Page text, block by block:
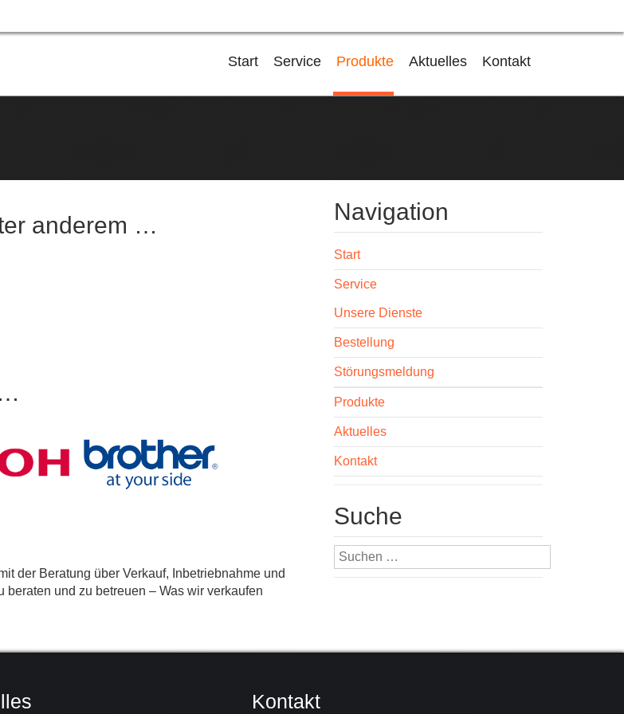
Start Service Produkte Aktuelles Kontakt
anderem …
der Beratung über Verkauf, Inbetriebnahme und
und zu betreuen – Was wir verkaufen
Navigation
Start
Service
Unsere Dienste
Bestellung
Störungsmeldung
Produkte
Aktuelles
Kontakt
Suche
Suchen
nach:
Kontakt